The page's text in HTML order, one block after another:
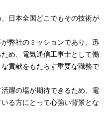
日本全国どこでもその技術が
弊社のミッションであり、迅
め、電気通信工事士として働
貢献をもたらす重要な職務で
躍の場が期待できるため、電
る方にとって心強い背景とな